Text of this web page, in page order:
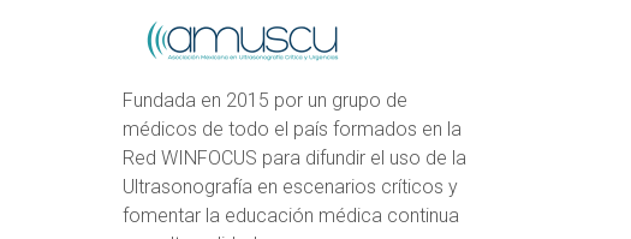
Fundada en 2015 por un grupo de
médicos de todo el país formados en la
Red WINFOCUS para difundir el uso de la
Ultrasonografía en escenarios críticos y
fomentar la educación médica continua